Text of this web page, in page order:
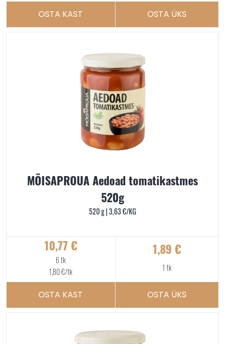
OSTA KAST OSTA ÜKS
MÕISAPROUA Aedoad tomatikastmes
520g
520 g |3,63€/KG
10,77 €
6 tk
1,80€/tk
OSTA KAST
1,89 €
1 tk
OSTA ÜKS